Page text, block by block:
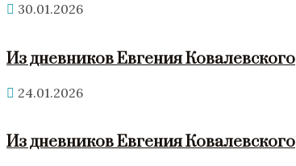
30.01.2026
Из дневников Евгения Ковалевского
24.01.2026
Из дневников Евгения Ковалевского